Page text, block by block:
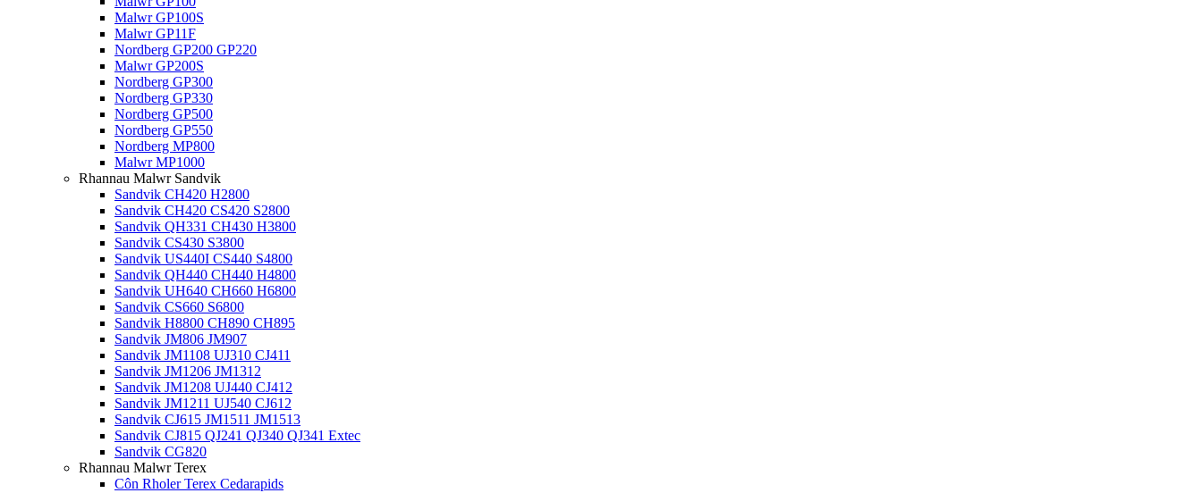
Malwr GP100S
Malwr GP11F
Nordberg GP200 GP220
Malwr GP200S
Nordberg GP300
Nordberg GP330
Nordberg GP500
Nordberg GP550
Nordberg MP800
Malwr MP1000
Rhannau Malwr Sandvik
Sandvik CH420 H2800
Sandvik CH420 CS420 S2800
Sandvik QH331 CH430 H3800
Sandvik CS430 S3800
Sandvik US440I CS440 S4800
Sandvik QH440 CH440 H4800
Sandvik UH640 CH660 H6800
Sandvik CS660 S6800
Sandvik H8800 CH890 CH895
Sandvik JM806 JM907
Sandvik JM1108 UJ310 CJ411
Sandvik JM1206 JM1312
Sandvik JM1208 UJ440 CJ412
Sandvik JM1211 UJ540 CJ612
Sandvik CJ615 JM1511 JM1513
Sandvik CJ815 QJ241 QJ340 QJ341 Extec
Sandvik CG820
Rhannau Malwr Terex
Côn Rholer Terex Cedarapids